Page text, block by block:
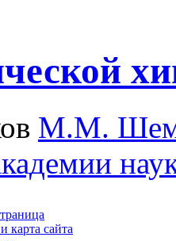
М.М.